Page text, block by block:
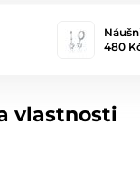
480
vlastnosti